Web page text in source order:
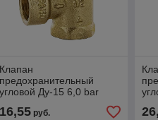
Клапан
предохранительный
угловой Ду-15 6,0 bar
16,55руб.